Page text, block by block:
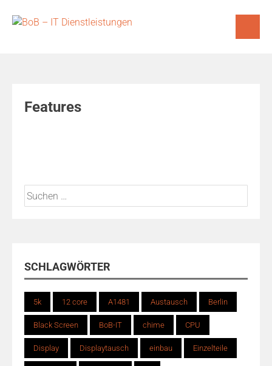
Features
Suchen
nach:
SCHLAGWÖRTER
5k 12 core A1481 Austausch Berlin
Black Screen BoB-IT chime CPU
Display Displaytausch einbau Einzelteile